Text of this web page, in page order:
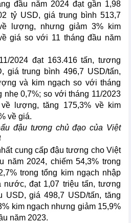
đầu năm 2024 đạt gần 1,98
tỷ USD, giá trung bình 513,7
lượng, nhưng giảm 3% kim
giá so với 11 tháng đầu năm
2024 đạt 163.416 tấn, tương
giá trung bình 496,7 USD/tấn,
và kim ngạch so với tháng
nhẹ 0,7%; so với tháng 11/2023
lượng, tăng 175,3% về kim
về giá.
đậu tương chủ đạo của Việt
cung cấp đậu tương cho Việt
năm 2024, chiếm 54,3% trong
trong tổng kim ngạch nhập
nước, đạt 1,07 triệu tấn, tương
USD, giá 498,7 USD/tấn, tăng
kim ngạch nhưng giảm 15,9%
năm 2023.